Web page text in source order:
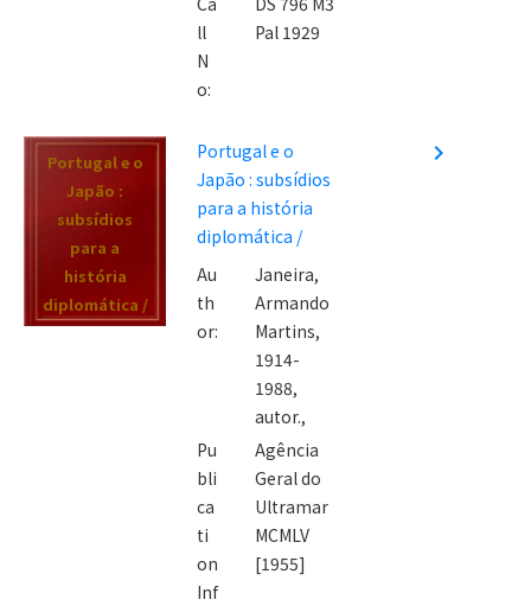
ll
N
o:
Pal 1929
Portugal e o
Japão :
subsídios
para a
história
diplomática /
Portugal e o
Japão : subsídios
para a história
diplomática /
Au
th
or:
Janeira,
Armando
Martins,
1914-
1988,
autor.,
Pu
bli
ca
ti
on
Inf
Agência
Geral do
Ultramar
MCMLV
[1955]
navigate_next